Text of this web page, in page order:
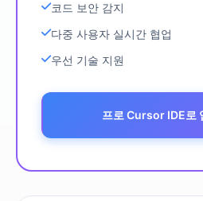
코드 보안 감지
다중 사용자 실시간 협업
우선 기술 지원
프로 Cursor IDE로